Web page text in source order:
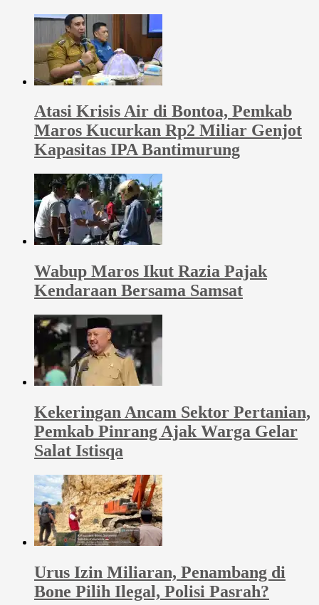
Atasi Krisis Air di Bontoa, Pemkab
Maros Kucurkan Rp2 Miliar Genjot
Kapasitas IPA Bantimurung
Wabup Maros Ikut Razia Pajak
Kendaraan Bersama Samsat
Kekeringan Ancam Sektor Pertanian,
Pemkab Pinrang Ajak Warga Gelar
Salat Istisqa
Urus Izin Miliaran, Penambang di
Bone Pilih Ilegal, Polisi Pasrah?